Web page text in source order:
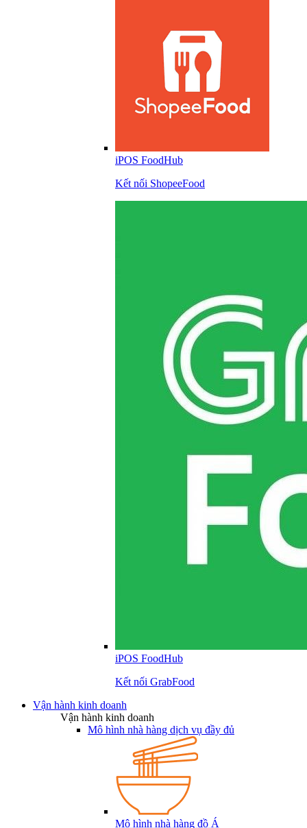
iPOS FoodHub
Kết nối ShopeeFood
iPOS FoodHub
Kết nối GrabFood
Vận hành kinh doanh
Vận hành kinh doanh
Mô hình nhà hàng dịch vụ đầy đủ
Mô hình nhà hàng đồ Á